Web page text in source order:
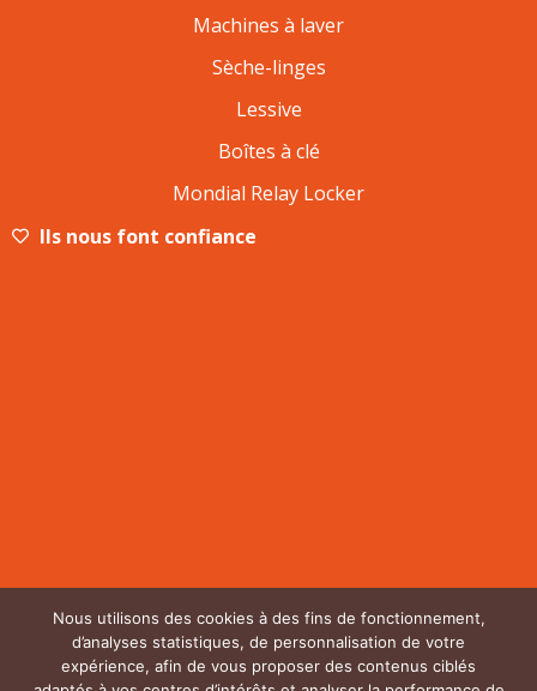
Machines à laver
Sèche-linges
Lessive
Boîtes à clé
Mondial Relay Locker
Ils nous font confiance
Nous utilisons des cookies à des fins de fonctionnement,
d’analyses statistiques, de personnalisation de votre
expérience, afin de vous proposer des contenus ciblés